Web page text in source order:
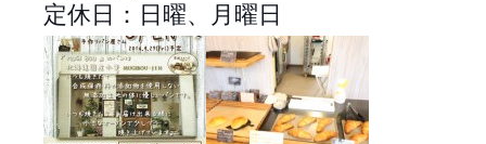
定休日：日曜、月曜日